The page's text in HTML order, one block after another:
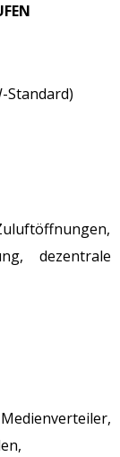
Standard)
dezentrale